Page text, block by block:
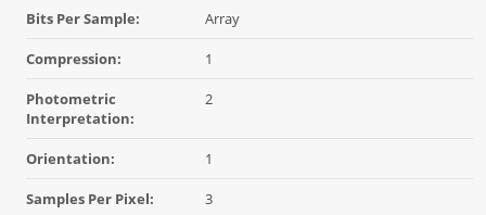
Bits Per Sample: Array
Compression: 1
Photometric
Interpretation:
2
Orientation: 1
Samples Per Pixel: 3